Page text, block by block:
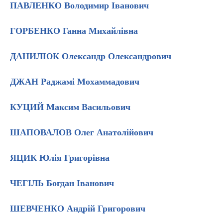
ПАВЛЕНКО Володимир Іванович
ГОРБЕНКО Ганна Михайлівна
ДАНИЛЮК Олександр Олександрович
ДЖАН Раджамі Мохаммадович
КУЦИЙ Максим Васильович
ШАПОВАЛОВ Олег Анатолійович
ЯЦИК Юлія Григорівна
ЧЕГІЛЬ Богдан Іванович
ШЕВЧЕНКО Андрій Григорович